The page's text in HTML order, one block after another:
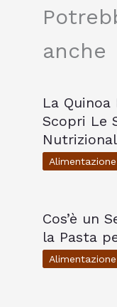
anche
La
Scopri Le
Alimentazione
Cos’è un
la Pasta
Alimentazione